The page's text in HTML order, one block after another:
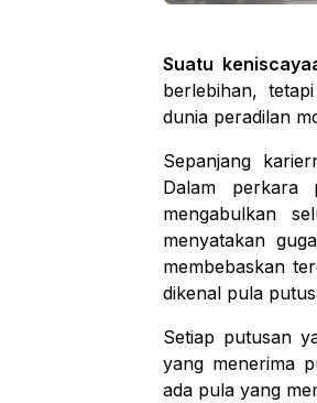
Suatu
berlebihan,
dunia peradilan
Sepanjang
Dalam perkara
mengabulkan
menyatakan
membebaskan
dikenal pula
Setiap putusan
yang menerima
ada pula yang